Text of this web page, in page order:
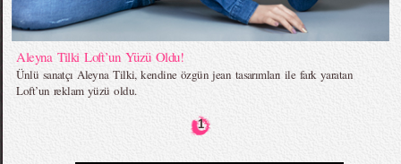
Aleyna Tilki Loft’un Yüzü Oldu!
Ünlü sanatçı Aleyna Tilki, kendine özgün jean tasarımları ile fark yaratan
Loft’un reklam yüzü oldu.
1